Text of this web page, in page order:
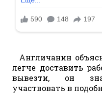
Англичанин
легче доставить
вывезти, он
участвовать в